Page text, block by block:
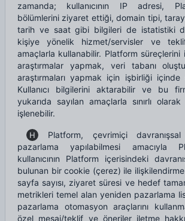
zamanda; kullanıcının IP adresi,
bölümlerini ziyaret ettiği, domain tipi,
tarih ve saat gibi bilgileri de istatistiki
kişiye yönelik hizmet/servisler ve
amaçlarla kullanabilir. Platform süreçlerini
araştırmalar yapmak, veri tabanı
araştırmaları yapmak için işbirliği
Kullanıcı bilgilerini aktarabilir ve bu
yukarıda sayılan amaçlarla sınırlı olarak
işlenebilir.
H
Platform, çevrimiçi davranışsal
pazarlama yapılabilmesi amacıyla
kullanıcının Platform içerisindeki
bulunan bir cookie (çerez) ile
sayfa sayısı, ziyaret süresi ve hedef
metrikleri temel alan yeniden pazarlama
pazarlama otomasyon araçlarını
özel mesaj/teklif ve öneriler iletme